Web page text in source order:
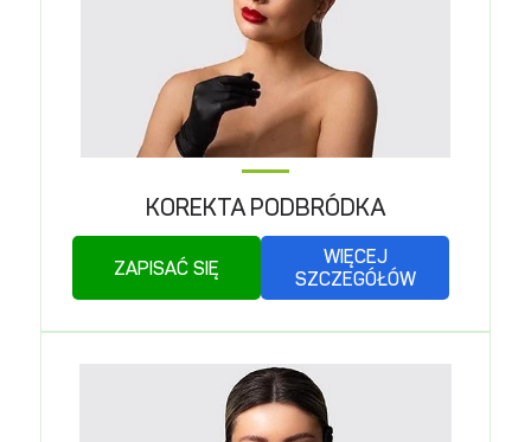
KOREKTA PODBRÓDKA
ZAPISAĆ SIĘ
WIĘCEJ
SZCZEGÓŁÓW